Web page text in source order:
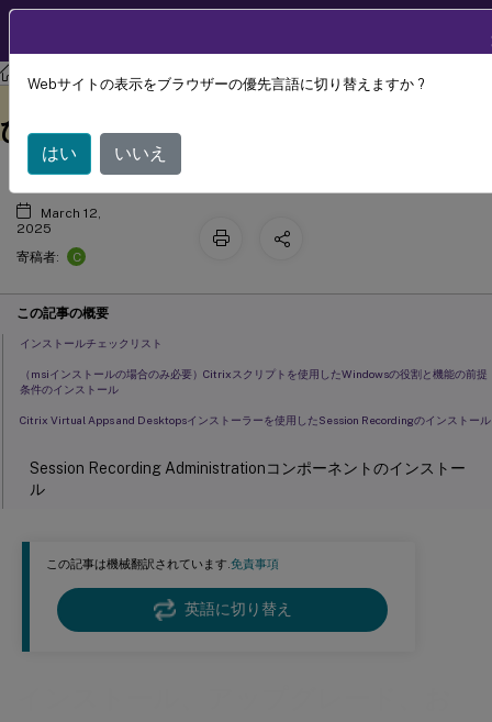
Session Recording Session Recording 2402 LTSR
この記事は機械翻訳されています.免責事項
英語に切り替え
インストール、アップグレード、およ
びアンインストール
March 12,
2025
寄稿者:
C
この記事の概要
インストールチェックリスト
（msiインストールの場合のみ必要）Citrixスクリプトを使用したWindowsの役割と機能の前提
条件のインストール
Citrix Virtual Apps and Desktopsインストーラーを使用したSession Recordingのインストール
Session Recording Administrationコンポーネントのインストー
ル
Session Recording Playerのインストール
メッセージ キュー（MSMQ）のアクセス制御リスト（ACL）を設定します。
インストールの自動化
Webサイトの表示をブラウザーの優先言語に切り替えますか ?
はい いいえ